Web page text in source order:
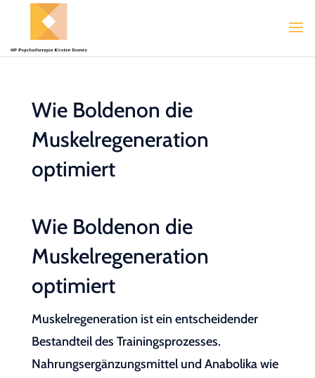
Wie Boldenon die
Muskelregeneration
optimiert
Wie Boldenon die
Muskelregeneration
optimiert
Muskelregeneration ist ein entscheidender
Bestandteil des Trainingsprozesses.
Nahrungsergänzungsmittel und Anabolika wie